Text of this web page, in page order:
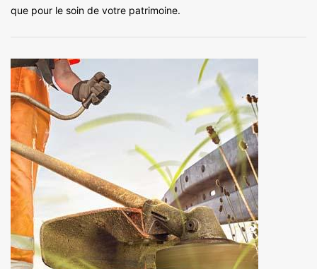
que pour le soin de votre patrimoine.